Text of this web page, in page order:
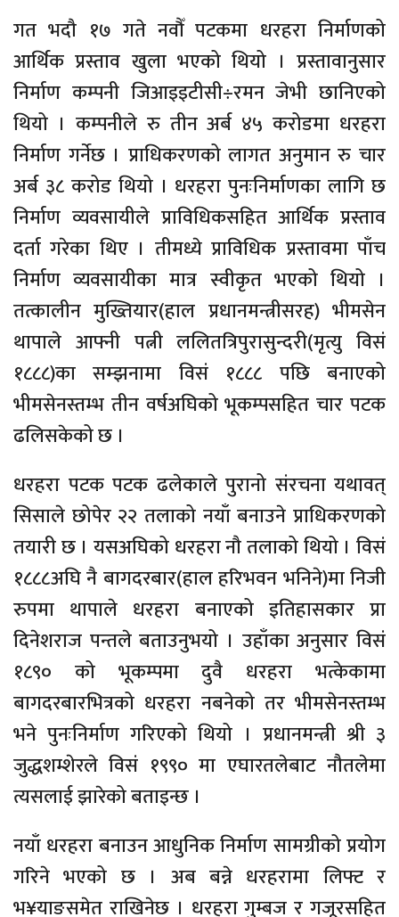
गत भदौ १७ गते नवौँ पटकमा धरहरा निर्माणको
आर्थिक प्रस्ताव खुला भएको थियो । प्रस्तावानुसार
निर्माण कम्पनी जिआइइटीसी÷रमन जेभी छानिएको
थियो । कम्पनीले रु तीन अर्ब ४५ करोडमा धरहरा
निर्माण गर्नेछ । प्राधिकरणको लागत अनुमान रु चार
अर्ब ३८ करोड थियो । धरहरा पुनःनिर्माणका लागि छ
निर्माण व्यवसायीले प्राविधिकसहित आर्थिक प्रस्ताव
दर्ता गरेका थिए । तीमध्ये प्राविधिक प्रस्तावमा पाँच
निर्माण व्यवसायीका मात्र स्वीकृत भएको थियो ।
तत्कालीन मुख्तियार(हाल प्रधानमन्त्रीसरह) भीमसेन
थापाले आफ्नी पत्नी ललितत्रिपुरासुन्दरी(मृत्यु विसं
१८८८)का सम्झनामा विसं १८८८ पछि बनाएको
भीमसेनस्तम्भ तीन वर्षअघिको भूकम्पसहित चार पटक
ढलिसकेको छ ।
धरहरा पटक पटक ढलेकाले पुरानो संरचना यथावत्
सिसाले छोपेर २२ तलाको नयाँ बनाउने प्राधिकरणको
तयारी छ । यसअघिको धरहरा नौ तलाको थियो । विसं
१८८८अघि नै बागदरबार(हाल हरिभवन भनिने)मा निजी
रुपमा थापाले धरहरा बनाएको इतिहासकार प्रा
दिनेशराज पन्तले बताउनुभयो । उहाँका अनुसार विसं
१८९० को भूकम्पमा दुवै धरहरा भत्केकामा
बागदरबारभित्रको धरहरा नबनेको तर भीमसेनस्तम्भ
भने पुनःनिर्माण गरिएको थियो । प्रधानमन्त्री श्री ३
जुद्धशम्शेरले विसं १९९० मा एघारतलेबाट नौतलेमा
त्यसलाई झारेको बताइन्छ ।
नयाँ धरहरा बनाउन आधुनिक निर्माण सामग्रीको प्रयोग
गरिने भएको छ । अब बन्ने धरहरामा लिफ्ट र
भ¥याङसमेत राखिनेछ । धरहरा गुम्बज र गजूरसहित